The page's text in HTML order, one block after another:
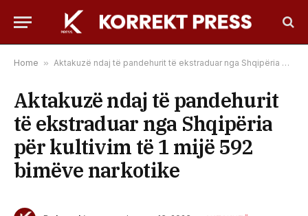
Home » Aktakuzë ndaj të pandehurit të ekstraduar nga Shqipëria për kultivim të 1 mijë 592 bimëve narkotike
Aktakuzë ndaj të pandehurit
të ekstraduar nga Shqipëria
për kultivim të 1 mijë 592
bimëve narkotike